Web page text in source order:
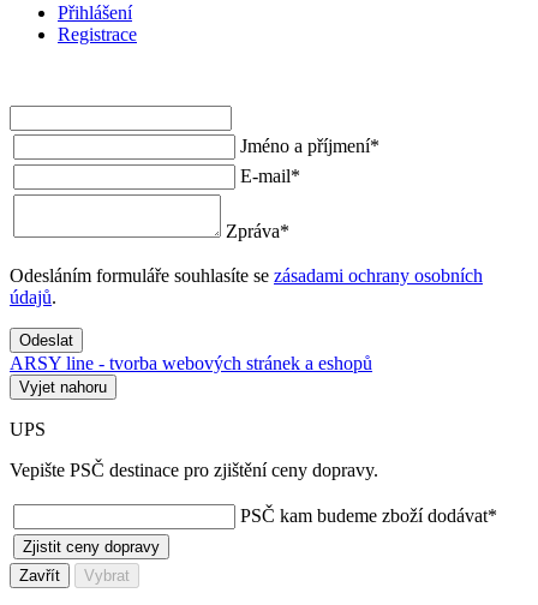
Přihlášení
Registrace
Jméno a příjmení*
E-mail*
Zpráva*
Odesláním formuláře souhlasíte se zásadami ochrany osobních
údajů.
Odeslat
ARSY line - tvorba webových stránek a eshopů
Vyjet nahoru
UPS
Vepište PSČ destinace pro zjištění ceny dopravy.
PSČ kam budeme zboží dodávat*
Zjistit ceny dopravy
Zavřít
Vybrat